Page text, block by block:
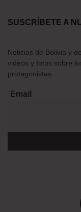
SUSCRÍBETE A
Noticias de Bolivia y
videos y fotos sobre
protagonistas.
Email